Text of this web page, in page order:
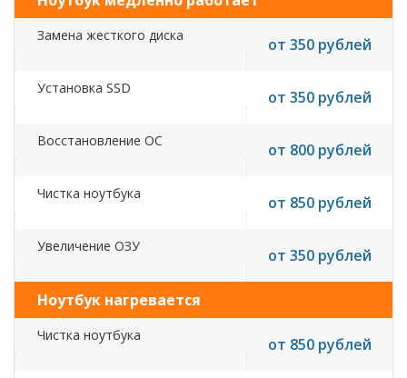
Замена жесткого диска от 350 рублей
Установка SSD от 350 рублей
Восстановление ОС от 800 рублей
Чистка ноутбука от 850 рублей
Увеличение ОЗУ от 350 рублей
Ноутбук нагревается
Чистка ноутбука от 850 рублей